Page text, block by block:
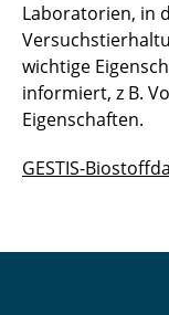
Laboratorien, in
wichtige
informiert, z B.
Eigenschaften.
GESTIS-